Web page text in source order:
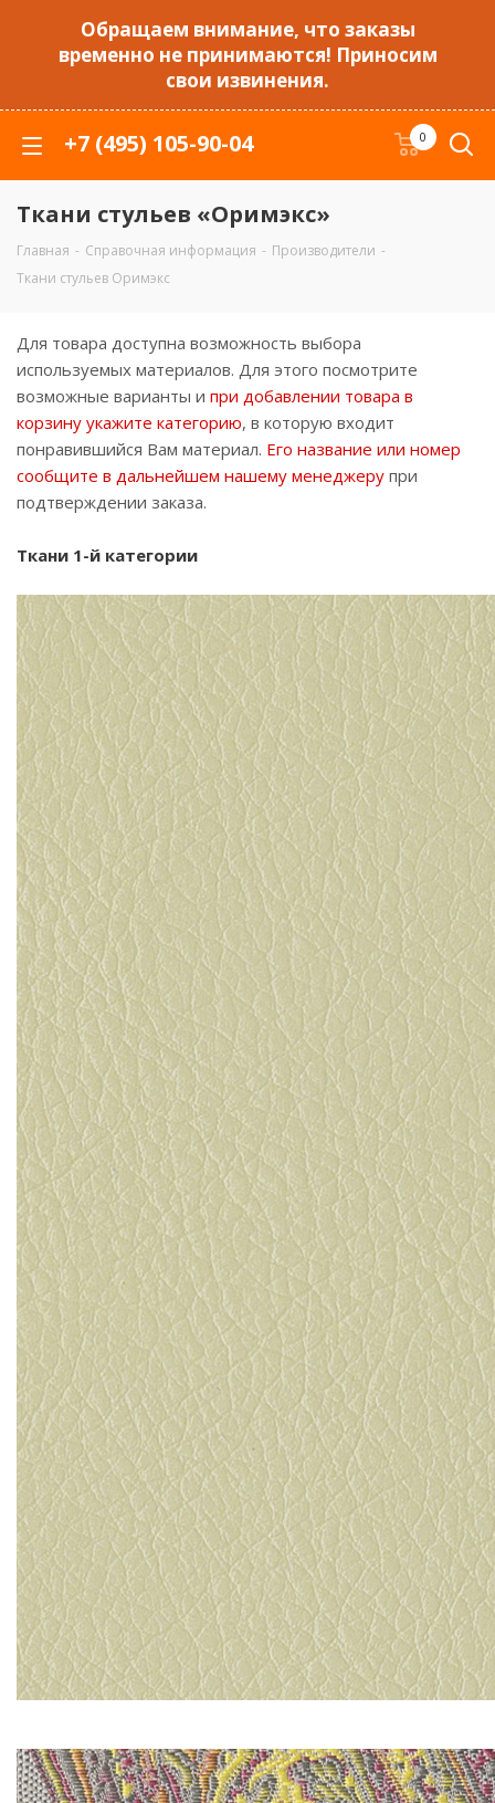
Обращаем внимание, что заказы
временно не принимаются! Приносим
свои извинения.
+7 (495) 105-90-04 0
Ткани стульев «Оримэкс»
Главная - Справочная информация - Производители -
Ткани стульев Оримэкс
Для товара доступна возможность выбора
используемых материалов. Для этого посмотрите
возможные варианты и при добавлении товара в
корзину укажите категорию, в которую входит
понравившийся Вам материал. Его название или номер
сообщите в дальнейшем нашему менеджеру при
подтверждении заказа.
Ткани 1-й категории